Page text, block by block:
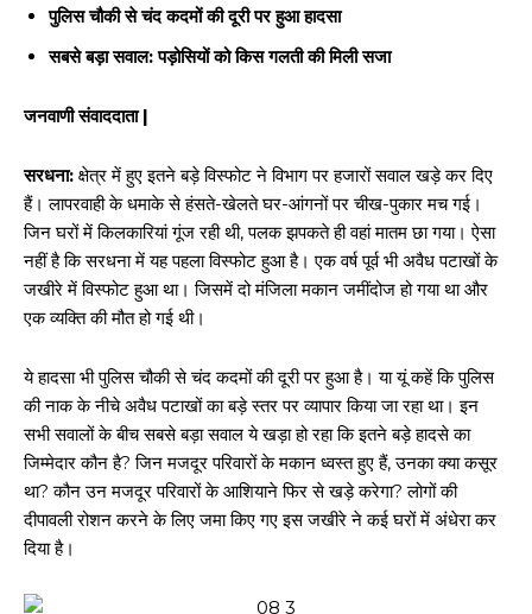
पुलिस चौकी से चंद कदमों की दूरी पर हुआ हादसा
सबसे बड़ा सवाल: पड़ोसियों को किस गलती की मिली सजा
जनवाणी संवाददाता |
सरधना: क्षेत्र में हुए इतने बड़े विस्फोट ने विभाग पर हजारों सवाल खड़े कर दिए
हैं। लापरवाही के धमाके से हंसते-खेलते घर-आंगनों पर चीख-पुकार मच गई।
जिन घरों में किलकारियां गूंज रही थी, पलक झपकते ही वहां मातम छा गया। ऐसा
नहीं है कि सरधना में यह पहला विस्फोट हुआ है। एक वर्ष पूर्व भी अवैध पटाखों के
जखीरे में विस्फोट हुआ था। जिसमें दो मंजिला मकान जमींदोज हो गया था और
एक व्यक्ति की मौत हो गई थी।
ये हादसा भी पुलिस चौकी से चंद कदमों की दूरी पर हुआ है। या यूं कहें कि पुलिस
की नाक के नीचे अवैध पटाखों का बड़े स्तर पर व्यापार किया जा रहा था। इन
सभी सवालों के बीच सबसे बड़ा सवाल ये खड़ा हो रहा कि इतने बड़े हादसे का
जिम्मेदार कौन है? जिन मजदूर परिवारों के मकान ध्वस्त हुए हैं, उनका क्या कसूर
था? कौन उन मजदूर परिवारों के आशियाने फिर से खड़े करेगा? लोगों की
दीपावली रोशन करने के लिए जमा किए गए इस जखीरे ने कई घरों में अंधेरा कर
दिया है।